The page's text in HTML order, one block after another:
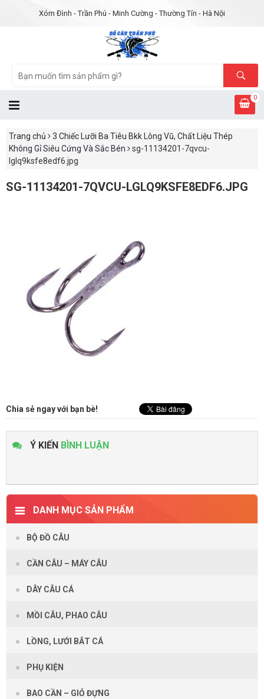
Xóm Đình - Trần Phú - Minh Cường - Thường Tín - Hà Nội
0
Trang chủ
3 Chiếc Lưỡi Ba Tiêu Bkk Lông Vũ, Chất Liệu Thép
Không Gỉ Siêu Cứng Và Sắc Bén
sg-11134201-7qvcu-
lglq9ksfe8edf6.jpg
SG-11134201-7QVCU-LGLQ9KSFE8EDF6.JPG
Chia sẻ ngay với bạn bè!
Ý KIẾN BÌNH LUẬN
DANH MỤC SẢN PHẨM
BỘ ĐỒ CÂU
CẦN CÂU – MÁY CÂU
DÂY CÂU CÁ
MỒI CÂU, PHAO CÂU
LỒNG, LƯỚI BẮT CÁ
PHỤ KIỆN
BAO CẦN – GIỎ ĐỰNG